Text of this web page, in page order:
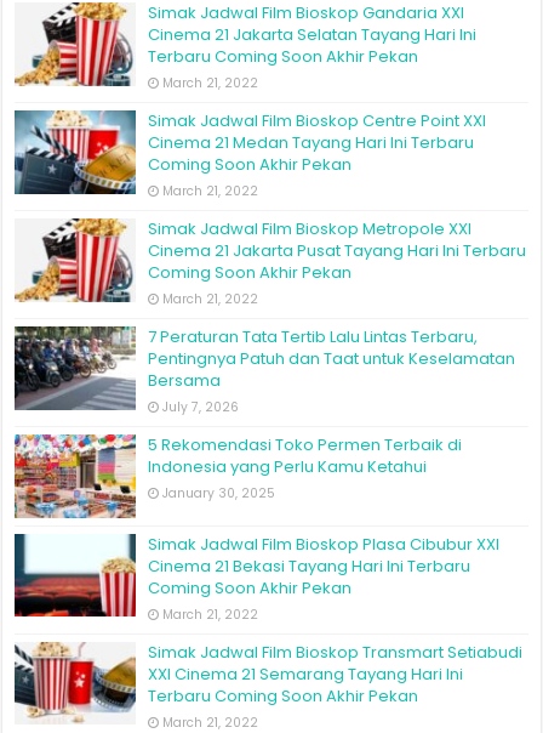
Simak Jadwal Film Bioskop Gandaria XXI
Cinema 21 Jakarta Selatan Tayang Hari Ini
Terbaru Coming Soon Akhir Pekan
March 21, 2022
Simak Jadwal Film Bioskop Centre Point XXI
Cinema 21 Medan Tayang Hari Ini Terbaru
Coming Soon Akhir Pekan
March 21, 2022
Simak Jadwal Film Bioskop Metropole XXI
Cinema 21 Jakarta Pusat Tayang Hari Ini Terbaru
Coming Soon Akhir Pekan
March 21, 2022
7 Peraturan Tata Tertib Lalu Lintas Terbaru,
Pentingnya Patuh dan Taat untuk Keselamatan
Bersama
July 7, 2026
5 Rekomendasi Toko Permen Terbaik di
Indonesia yang Perlu Kamu Ketahui
January 30, 2025
Simak Jadwal Film Bioskop Plasa Cibubur XXI
Cinema 21 Bekasi Tayang Hari Ini Terbaru
Coming Soon Akhir Pekan
March 21, 2022
Simak Jadwal Film Bioskop Transmart Setiabudi
XXI Cinema 21 Semarang Tayang Hari Ini
Terbaru Coming Soon Akhir Pekan
March 21, 2022